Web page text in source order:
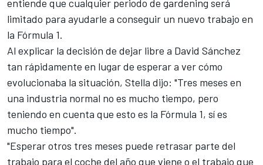
entiende que cualquier periodo de gardening será
limitado para ayudarle a conseguir un nuevo trabajo en
la Fórmula 1.
Al explicar la decisión de dejar libre a David Sánchez
tan rápidamente en lugar de esperar a ver cómo
evolucionaba la situación, Stella dijo: "Tres meses en
una industria normal no es mucho tiempo, pero
teniendo en cuenta que esto es la Fórmula 1, sí es
mucho tiempo".
"Esperar otros tres meses puede retrasar parte del
trabajo para el coche del año que viene o el trabajo que